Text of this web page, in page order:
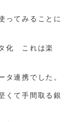
ってみることに
化 これは楽
タ連携でした。
く て手間取る銀